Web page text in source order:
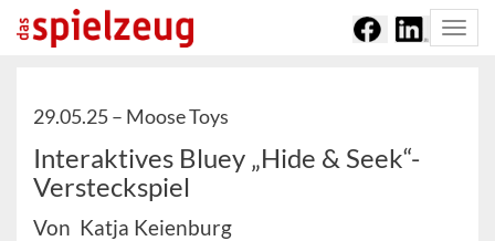
29.05.25 – Moose Toys
Interaktives Bluey „Hide & Seek“-
Versteckspiel
Von Katja Keienburg